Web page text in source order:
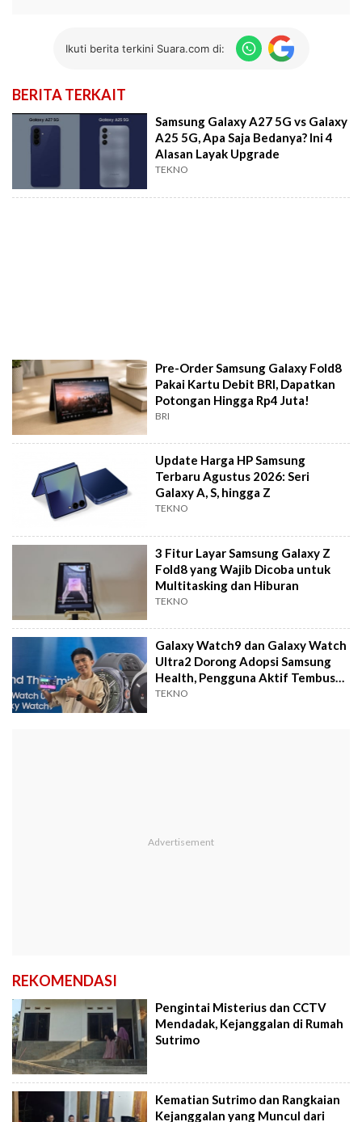
Ikuti berita terkini Suara.com di:
BERITA TERKAIT
Samsung Galaxy A27 5G vs Galaxy
A25 5G, Apa Saja Bedanya? Ini 4
Alasan Layak Upgrade
TEKNO
Pre-Order Samsung Galaxy Fold8
Pakai Kartu Debit BRI, Dapatkan
Potongan Hingga Rp4 Juta!
BRI
Update Harga HP Samsung
Terbaru Agustus 2026: Seri
Galaxy A, S, hingga Z
TEKNO
3 Fitur Layar Samsung Galaxy Z
Fold8 yang Wajib Dicoba untuk
Multitasking dan Hiburan
TEKNO
Galaxy Watch9 dan Galaxy Watch
Ultra2 Dorong Adopsi Samsung
Health, Pengguna Aktif Tembus
2,5 Juta
TEKNO
REKOMENDASI
Pengintai Misterius dan CCTV
Mendadak, Kejanggalan di Rumah
Sutrimo
Kematian Sutrimo dan Rangkaian
Kejanggalan yang Muncul dari